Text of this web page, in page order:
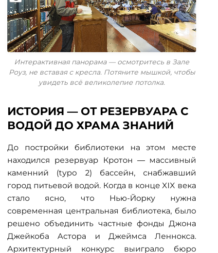
Интерактивная панорама — осмотритесь в Зале
Роуз, не вставая с кресла. Потяните мышкой, чтобы
увидеть всё великолепие потолка.
ИСТОРИЯ — ОТ РЕЗЕРВУАРА С
ВОДОЙ ДО ХРАМА ЗНАНИЙ
До постройки библиотеки на этом месте
находился резервуар Кротон — массивный
каменний (typo 2) бассейн, снабжавший
город питьевой водой. Когда в конце XIX века
стало ясно, что Нью-Йорку нужна
современная центральная библиотека, было
решено объединить частные фонды Джона
Джейкоба Астора и Джеймса Леннокса.
Архитектурный конкурс выиграло бюро